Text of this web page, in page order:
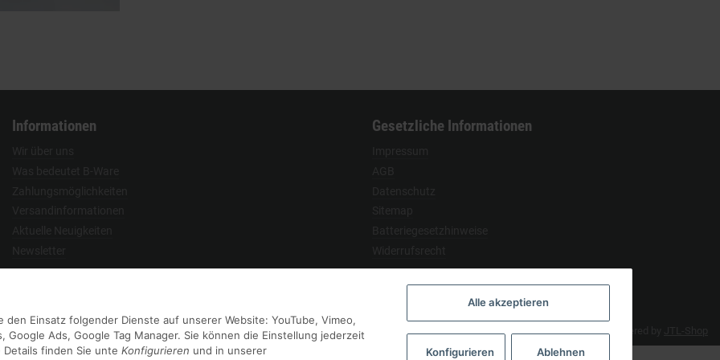
Informationen Gesetzliche Informationen
Developed byThemeart Powered by
den Einsatz folgender Dienste auf unserer Website: YouTube, Vimeo,
Google Ads, Google Tag Manager. Sie können die Einstellung jederzeit
finden Sie unte Konfigurieren und in unserer
Alle akzeptieren
Konfigurieren Ablehnen